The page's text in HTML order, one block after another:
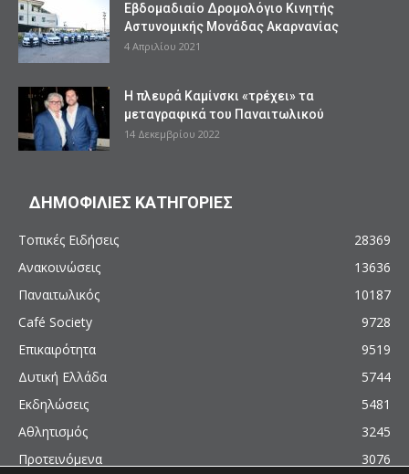
Εβδομαδιαίο Δρομολόγιο Κινητής
Αστυνομικής Μονάδας Ακαρνανίας
4 Απριλίου 2021
Η πλευρά Καμίνσκι «τρέχει» τα
μεταγραφικά του Παναιτωλικού
14 Δεκεμβρίου 2022
ΔΗΜΟΦΙΛΙΕΣ ΚΑΤΗΓΟΡΙΕΣ
Τοπικές Ειδήσεις
28369
Ανακοινώσεις
13636
Παναιτωλικός
10187
Café Society
9728
Επικαιρότητα
9519
Δυτική Ελλάδα
5744
Εκδηλώσεις
5481
Αθλητισμός
3245
Προτεινόμενα
3076